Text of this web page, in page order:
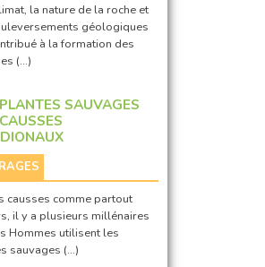
la nature de la roche et
géologiques
à la formation des
(…)
SAUVAGES
causses comme partout
il y a plusieurs millénaires
Hommes utilisent les
sauvages (…)